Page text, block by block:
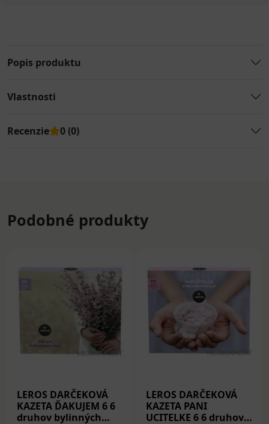
Popis produktu
Vlastnosti
Recenzie 0 (0)
Podobné produkty
LEROS DARČEKOVÁ
KAZETA ĎAKUJEM 6 6
druhov bylinných
LEROS DARČEKOVÁ
KAZETA PANI
UCITELKE 6 6 druhov